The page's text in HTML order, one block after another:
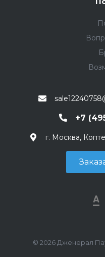
+7
г. Москва,
© 2026 Дженерал